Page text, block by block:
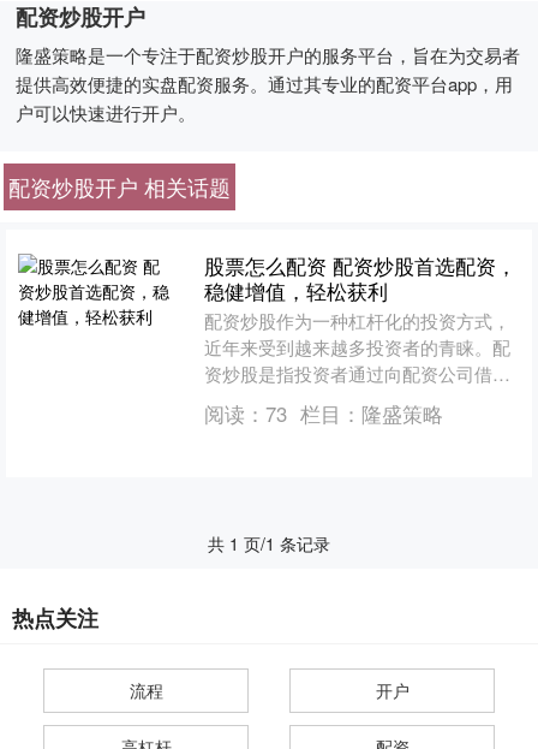
配资炒股开户
隆盛策略是一个专注于配资炒股开户的服务平台，旨在为交易者
提供高效便捷的实盘配资服务。通过其专业的配资平台app，用
户可以快速进行开户。
配资炒股开户 相关话题
股票怎么配资 配资炒股首选配资，
稳健增值，轻松获利
配资炒股作为一种杠杆化的投资方式，
近年来受到越来越多投资者的青睐。配
资炒股是指投资者通过向配资公司借入
资金，放大自己的资金规模，从而提高
投资收益。 在股票配资交....
阅读： 73 栏目： 隆盛策略
共 1 页/1 条记录
热点关注
流程 开户